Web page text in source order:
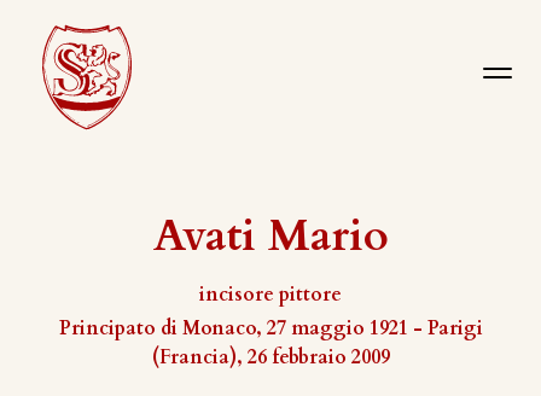
Avati Mario
incisore pittore
Principato di Monaco, 27 maggio 1921 - Parigi
(Francia), 26 febbraio 2009